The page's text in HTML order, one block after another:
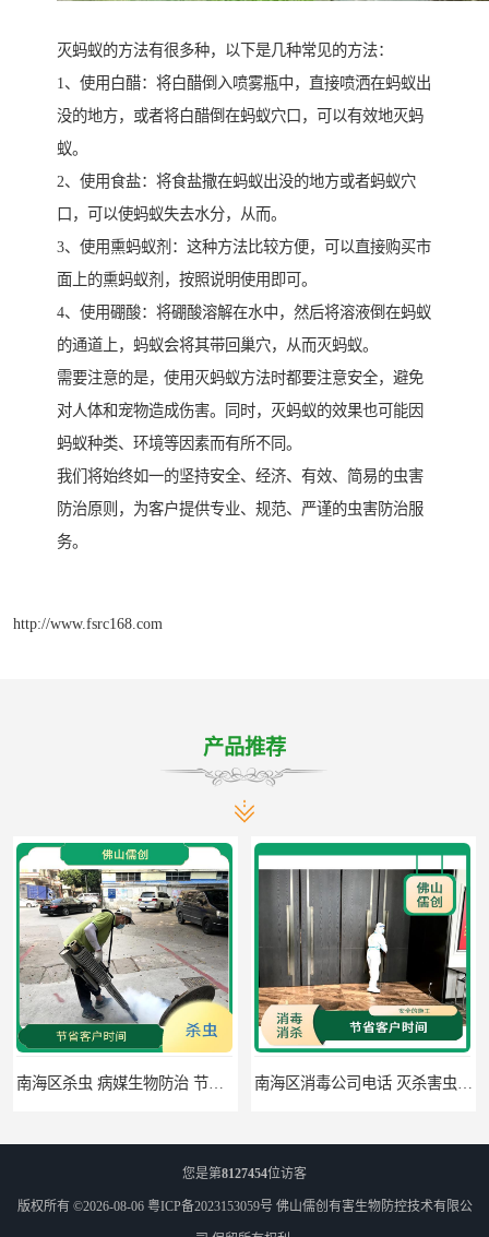
灭蚂蚁的方法有很多种，以下是几种常见的方法：
1、使用白醋：将白醋倒入喷雾瓶中，直接喷洒在蚂蚁出
没的地方，或者将白醋倒在蚂蚁穴口，可以有效地灭蚂
蚁。
2、使用食盐：将食盐撒在蚂蚁出没的地方或者蚂蚁穴
口，可以使蚂蚁失去水分，从而。
3、使用熏蚂蚁剂：这种方法比较方便，可以直接购买市
面上的熏蚂蚁剂，按照说明使用即可。
4、使用硼酸：将硼酸溶解在水中，然后将溶液倒在蚂蚁
的通道上，蚂蚁会将其带回巢穴，从而灭蚂蚁。
需要注意的是，使用灭蚂蚁方法时都要注意安全，避免
对人体和宠物造成伤害。同时，灭蚂蚁的效果也可能因
蚂蚁种类、环境等因素而有所不同。
我们将始终如一的坚持安全、经济、有效、简易的虫害
防治原则，为客户提供专业、规范、严谨的虫害防治服
务。
http://www.fsrc168.com
产品推荐
佛山禅城区灭跳蚤 白蚁工程 全面勘察现场找到害虫源头
您是第8127454位访客
版权所有 ©2026-08-06 粤ICP备2023153059号 佛山儒创有害生物防控技术有限公